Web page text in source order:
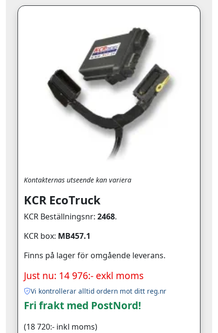
Kontakternas utseende kan variera
KCR EcoTruck
KCR Beställningsnr: 2468.
KCR box: MB457.1
Finns på lager för omgående leverans.
Just nu: 14 976:- exkl moms
Vi kontrollerar alltid ordern mot ditt reg.nr
Fri frakt med PostNord!
(18 720:- inkl moms)